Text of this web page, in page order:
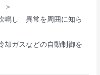
。＞
鳴し 異常を周囲に知ら
ガスなどの自動制御を